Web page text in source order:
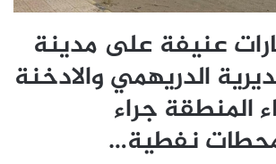
عنيفة على مدينة
الدريهمي والادخنة
جراء
نفطية…